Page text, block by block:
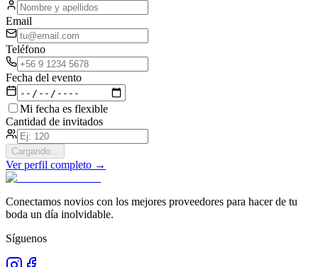
Email
Teléfono
Fecha del evento
Mi fecha es flexible
Cantidad de invitados
Cargando...
Ver perfil completo →
Conectamos novios con los mejores proveedores para hacer de tu
boda un día inolvidable.
Síguenos